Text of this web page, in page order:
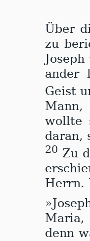
Über
zu
an­der
Geist
woll­te
da­ran,
20 Zu
Herrn.
denn